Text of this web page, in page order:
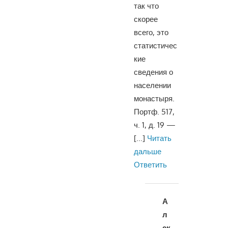
так что
скорее
всего, это
статистичес
кие
сведения о
населении
монастыря.
Портф. 517,
ч. 1, д. 19 —
[...] Читать
дальше
Ответить
А
л